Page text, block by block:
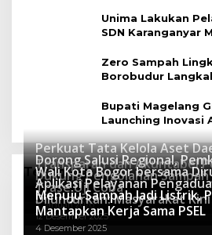
Unima Lakukan
SDN Karanganyar
Zero Sampah
Borobudur
Bupati Magelang
Launching Inovasi
Program Sekolah
Teknologi
Perkuat Tata Kelola Aset
Transparan dan Akuntabel
Luncurkan SIMASDA
8 Juli 2026
Dorong Salusi Regional,
Dukung Pengolahan
8 April 2026
Wali Kota Bogor bersama
Trase Uji Coba
7 Januari 2026
Aplikasi Pelayanan
Diluncurkan: Masyarakat
Lebih Cepat, Mudah, dan
12 Desember 2025
Menuju Sampah Jadi Listrik,
Mantapkan Kerja Sama PSEL
4 Desember 2025